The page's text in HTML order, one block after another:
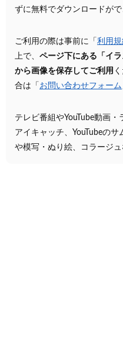
ずに無料でダウンロードがで
ご利用の際は事前に「 利用規
上で、 ページ下にある「イ
から画像を保存してご利用
合は「 お問い合わせフォーム
テレビ番組やYouTube動画
アイキャッチ、YouTubeの
や模写・ぬり絵、コラージ